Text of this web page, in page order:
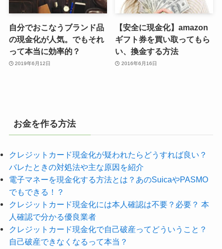
自分でおこなうブランド品
の現金化が人気。でもそれ
って本当に効率的？
2019年6月12日
【安全に現金化】amazon
ギフト券を買い取ってもら
い、換金する方法
2016年6月16日
お金を作る方法
クレジットカード現金化が疑われたらどうすれば良い？
バレたときの対処法や主な原因を紹介
電子マネーを現金化する方法とは？あのSuicaやPASMO
でもできる！？
クレジットカード現金化には本人確認は不要？必要？ 本
人確認で分かる優良業者
クレジットカード現金化で自己破産ってどういうこと？
自己破産できなくなるって本当？